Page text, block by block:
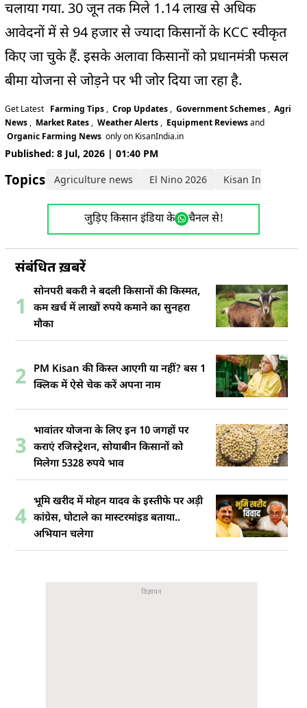
चलाया गया. 30 जून तक मिले 1.14 लाख से अधिक
आवेदनों में से 94 हजार से ज्यादा किसानों के KCC स्वीकृत
किए जा चुके हैं. इसके अलावा किसानों को प्रधानमंत्री फसल
बीमा योजना से जोड़ने पर भी जोर दिया जा रहा है.
Get Latest Farming Tips , Crop Updates , Government Schemes , Agri
News , Market Rates , Weather Alerts , Equipment Reviewsand
Organic Farming News only on KisanIndia.in
Published: 8 Jul, 2026 | 01:40 PM
Topics: Agriculture news El Nino 2026 Kisan India News
जुड़िए किसान इंडिया के चैनल से!
संबंधित ख़बरें
1
सोनपरी बकरी ने बदली किसानों की किस्मत,
कम खर्च में लाखों रुपये कमाने का सुनहरा
मौका
2
PM Kisan की किस्त आएगी या नहीं? बस 1
क्लिक में ऐसे चेक करें अपना नाम
3
भावांतर योजना के लिए इन 10 जगहों पर
कराएं रजिस्ट्रेशन, सोयाबीन किसानों को
मिलेगा 5328 रुपये भाव
4
भूमि खरीद में मोहन यादव के इस्तीफे पर अड़ी
कांग्रेस, घोटाले का मास्टरमांइड बताया..
अभियान चलेगा